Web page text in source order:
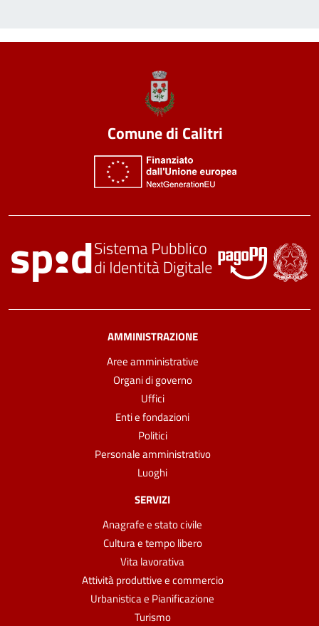
Comune di Calitri
AMMINISTRAZIONE
Aree amministrative
Organi di governo
Uffici
Enti e fondazioni
Politici
Personale amministrativo
Luoghi
SERVIZI
Anagrafe e stato civile
Cultura e tempo libero
Vita lavorativa
Attività produttive e commercio
Urbanistica e Pianificazione
Turismo